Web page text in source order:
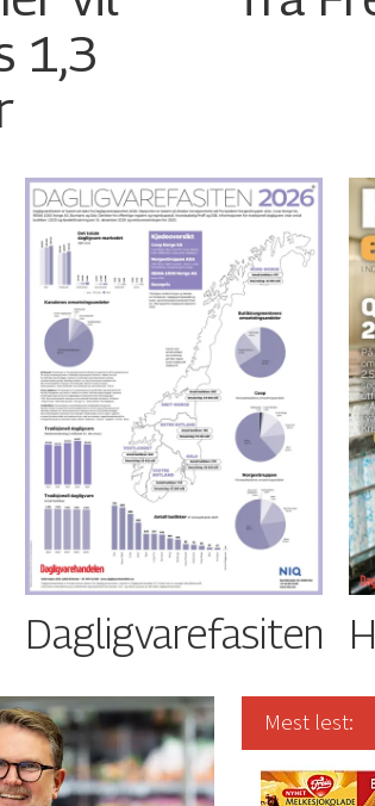
1,3
Dagligvarefasiten
Mest lest: